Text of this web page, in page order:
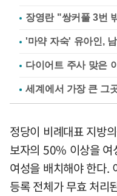
장영란 "쌍커풀 3번
'마약 자숙' 유아인,
다이어트 주사 맞은
정당이 비례대표 지방
보자의 50% 이상을 여
여성을 배치해야 한다.
등록 전체가 무효 처리